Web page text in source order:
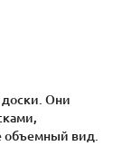
Они
объемный вид.